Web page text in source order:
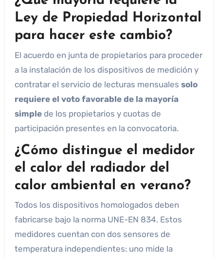
Ley de Propiedad Horizontal
para hacer este cambio?
El acuerdo en junta de propietarios para proceder
a la instalación de los dispositivos de medición y
contratar el servicio de lecturas mensuales solo
requiere el voto favorable de la mayoría
simplede los propietarios y cuotas de
participación presentes en la convocatoria.
¿Cómo distingue el medidor
el calor del radiador del
calor ambiental en verano?
Todos los dispositivos homologados deben
fabricarse bajo la norma UNE-EN 834. Estos
medidores cuentan con dos sensores de
temperatura independientes: uno mide la